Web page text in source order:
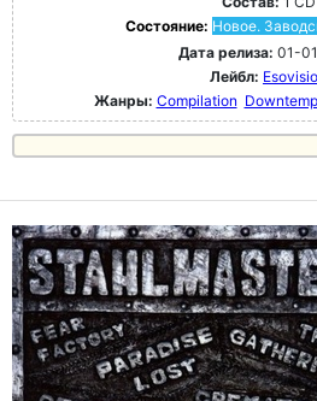
Состояние: Новое.
Дата релиза: 01-
Лейбл:
Жанры: Compilation